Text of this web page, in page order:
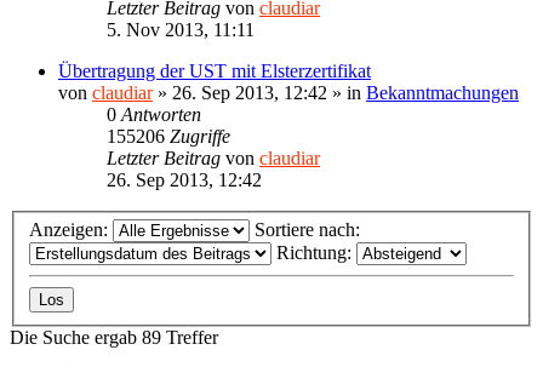
Letzter Beitrag von claudiar
5. Nov 2013, 11:11
Übertragung der UST mit Elsterzertifikat
von claudiar» 26. Sep 2013, 12:42 » in Bekanntmachungen
0 Antworten
155206 Zugriffe
Letzter Beitrag von claudiar
26. Sep 2013, 12:42
Anzeigen:
Sortiere nach:
Richtung:
Die Suche ergab 89 Treffer